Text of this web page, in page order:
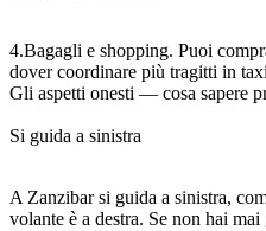
4.Bagagli e shopping. Puoi
dover coordinare più tragitti in
Gli aspetti onesti — cosa sapere
Si guida a sinistra
A Zanzibar si guida a sinistra,
volante è a destra. Se non hai